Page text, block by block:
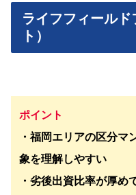
ライフフィール
ト）
ポイント
・福岡エリアの区分マ
象を理解しやすい
・劣後出資比率が厚め